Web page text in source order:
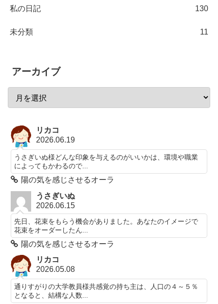
私の日記 130
未分類 11
アーカイブ
リカコ
2026.06.19
うさぎいぬ様どんな印象を与えるのがいいかは、環境や職業
によってもかわるので...
陽の気を感じさせるオーラ
うさぎいぬ
2026.06.15
先日、花束をもらう機会がありました。あなたのイメージで
花束をオーダーしたん...
陽の気を感じさせるオーラ
リカコ
2026.05.08
通りすがりの大学教員様共感覚の持ち主は、人口の４～５％
となると、結構な人数...